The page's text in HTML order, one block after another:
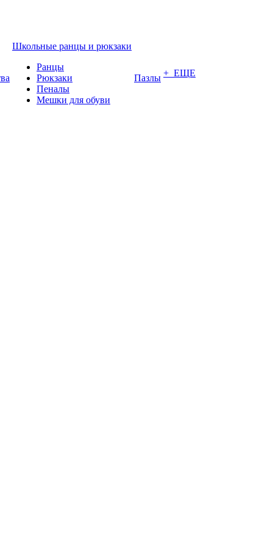
Школьные ранцы и рюкзаки
Ранцы
Рюкзаки
Пеналы
Мешки для обуви
Пазлы + ЕЩЕ